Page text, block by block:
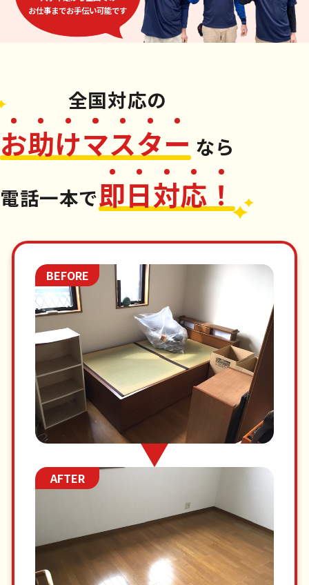
お仕事までお手伝い可能です
全国対応の
お助けマスター なら
電話一本で即日対応 ！